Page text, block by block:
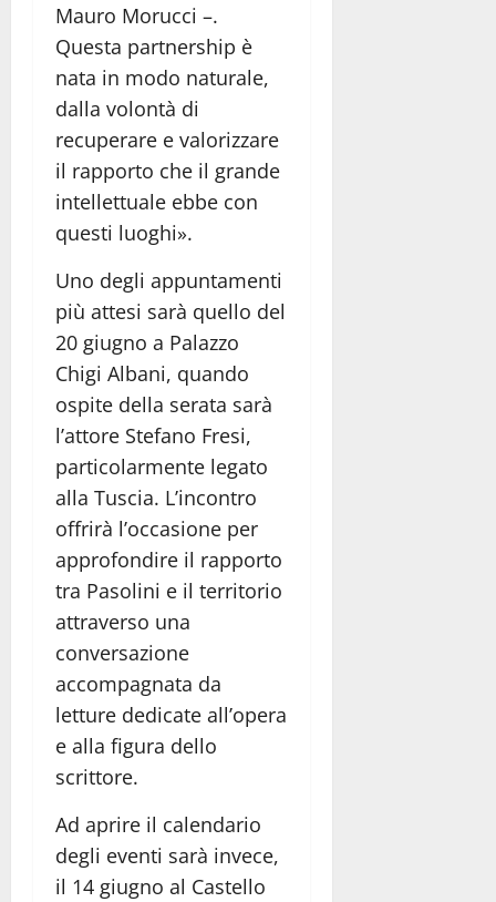
Mauro Morucci –.
Questa partnership è
nata in modo naturale,
dalla volontà di
recuperare e valorizzare
il rapporto che il grande
intellettuale ebbe con
questi luoghi».
Uno degli appuntamenti
più attesi sarà quello del
20 giugno a Palazzo
Chigi Albani, quando
ospite della serata sarà
l’attore Stefano Fresi,
particolarmente legato
alla Tuscia. L’incontro
offrirà l’occasione per
approfondire il rapporto
tra Pasolini e il territorio
attraverso una
conversazione
accompagnata da
letture dedicate all’opera
e alla figura dello
scrittore.
Ad aprire il calendario
degli eventi sarà invece,
il 14 giugno al Castello